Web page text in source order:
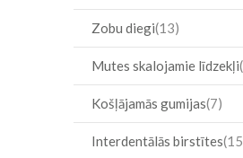
Zobu diegi 13
Mutes skalojamie līdzekļi
Košļājamās gumijas 7
Interdentālās birstītes 15